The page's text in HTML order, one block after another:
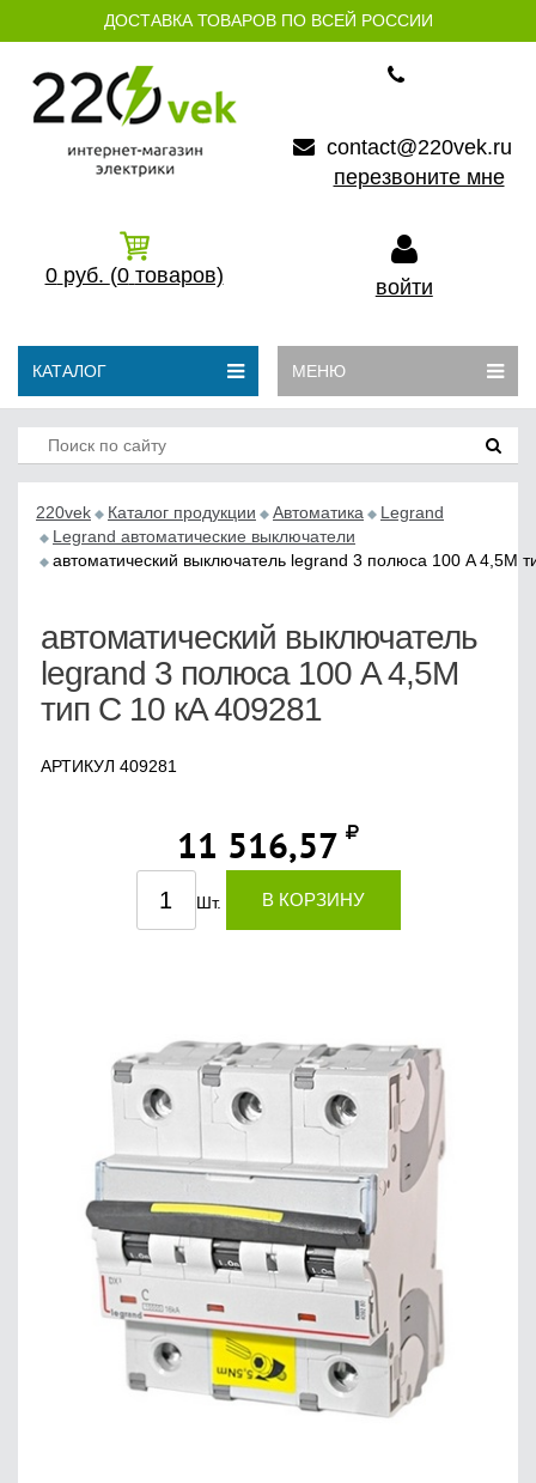
ДОСТАВКА ТОВАРОВ ПО ВСЕЙ РОССИИ
contact@220vek.ru
перезвоните мне
0 руб. (0 товаров) войти
КАТАЛОГ МЕНЮ
220vek Каталог продукции Автоматика
Legrand
Legrand автоматические выключатели
автоматический выключатель legrand 3 полюса 100 A 4,5M
автоматический выключатель
legrand 3 полюса 100 A 4,5M
тип С 10 кA 409281
АРТИКУЛ 409281
11 516,57
Шт. В КОРЗИНУ